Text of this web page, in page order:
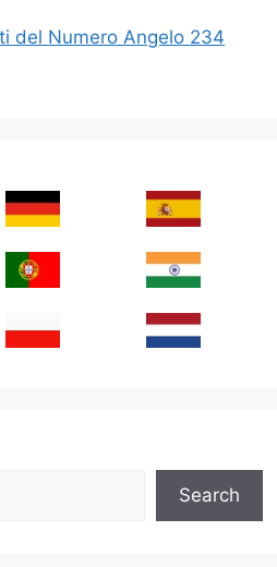
del Numero Angelo 234
Search